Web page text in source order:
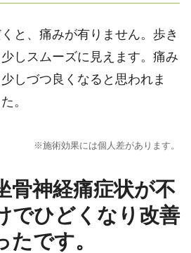
と、痛みが有りません。歩き
しスムーズに見えます。痛み
しづつ良くなると思われま
。
※施術効果には個人差があります。
骨神経痛症状が不
でひどくなり改善
です。